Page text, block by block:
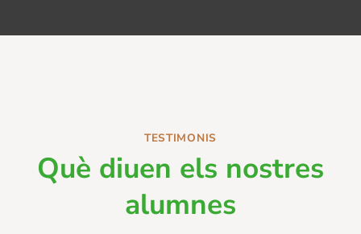
TESTIMONIS
Què diuen els nostres
alumnes